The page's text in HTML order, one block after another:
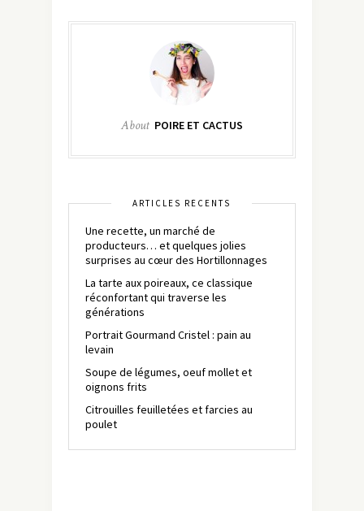
About POIRE ET CACTUS
ARTICLES RÉCENTS
Une recette, un marché de
producteurs… et quelques jolies
surprises au cœur des Hortillonnages
La tarte aux poireaux, ce classique
réconfortant qui traverse les
générations
Portrait Gourmand Cristel : pain au
levain
Soupe de légumes, oeuf mollet et
oignons frits
Citrouilles feuilletées et farcies au
poulet